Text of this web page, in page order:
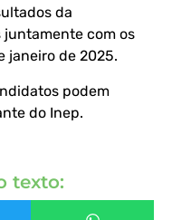
da
com os
janeiro de 2025.
podem
do Inep.
texto: